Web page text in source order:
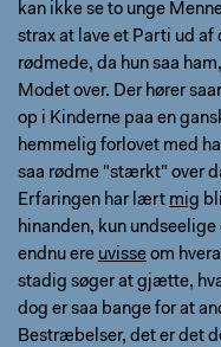
kan ikke se to unge
strax at lave et Parti ud af
rødmede, da hun saa
Modet over. Der hører
op i Kinderne paa en
hemmelig forlovet med
saa rødme "stærkt" over
Erfaringen har lært mig
hinanden, kun
endnu ere uvisse om
stadig søger at gjætte,
dog er saa bange for at
Bestræbelser, det er det